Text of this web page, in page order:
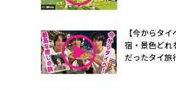
【今からタイ
宿・景色どれ
だったタイ旅